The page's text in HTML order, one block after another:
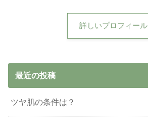
詳しいプロフィール
最近の投稿
ツヤ肌の条件は？